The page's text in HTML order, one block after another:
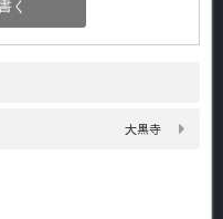
大黒寺